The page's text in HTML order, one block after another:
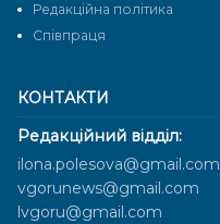
КОНТАКТИ
Редакційний відділ:
ilona.polesova@gmail.com
vgorunews@gmail.com
lvgoru@gmail.com
Редакційна політика
Cпівпраця